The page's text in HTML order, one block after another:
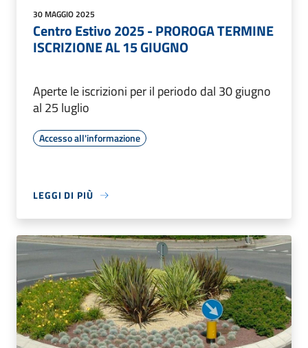
30 MAGGIO 2025
Centro Estivo 2025 - PROROGA TERMINE
ISCRIZIONE AL 15 GIUGNO
Aperte le iscrizioni per il periodo dal 30 giugno
al 25 luglio
Accesso all'informazione
LEGGI DI PIÙ